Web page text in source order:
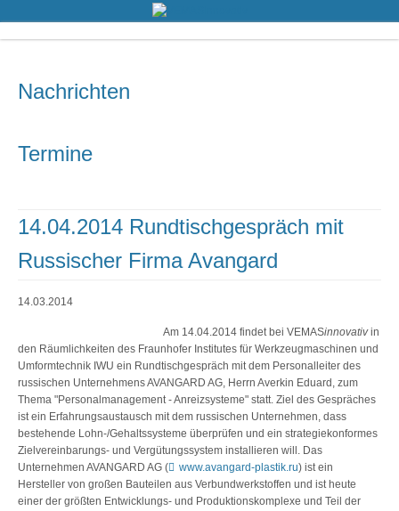
Nachrichten
Termine
14.04.2014 Rundtischgespräch mit
Russischer Firma Avangard
14.03.2014
Am 14.04.2014 findet bei VEMASinnovativin
den Räumlichkeiten des Fraunhofer Institutes für Werkzeugmaschinen und
Umformtechnik IWU ein Rundtischgespräch mit dem Personalleiter des
russischen Unternehmens AVANGARD AG, Herrn Averkin Eduard, zum
Thema "Personalmanagement - Anreizsysteme" statt. Ziel des Gespräches
ist ein Erfahrungsaustausch mit dem russischen Unternehmen, dass
bestehende Lohn-/Gehaltssysteme überprüfen und ein strategiekonformes
Zielvereinbarungs- und Vergütungssystem installieren will. Das
Unternehmen AVANGARD AG (
www.avangard-plastik.ru) ist ein
Hersteller von großen Bauteilen aus Verbundwerkstoffen und ist heute
einer der größten Entwicklungs- und Produktionskomplexe und Teil der